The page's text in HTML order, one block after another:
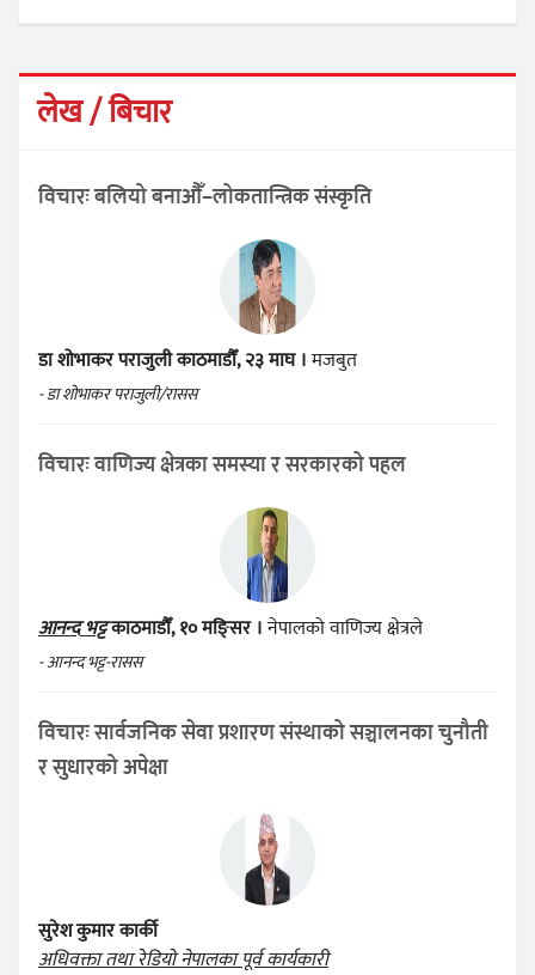
लेख / बिचार
विचारः बलियो बनाऔँ–लोकतान्त्रिक संस्कृति
डा शोभाकर पराजुलीकाठमाडौँ, २३ माघ ।मजबुत
- डा शोभाकर पराजुली/रासस
विचारः वाणिज्य क्षेत्रका समस्या र सरकारको पहल
आनन्द भट्टकाठमाडौँ, १० मङ्सिर ।नेपालको वाणिज्य क्षेत्रले
- आनन्द भट्ट-रासस
विचारः सार्वजनिक सेवा प्रशारण संस्थाको सञ्चालनका चुनौती
र सुधारको अपेक्षा
सुरेश कुमार कार्की
अधिवक्ता तथा रेडियो नेपालका पूर्व कार्यकारी